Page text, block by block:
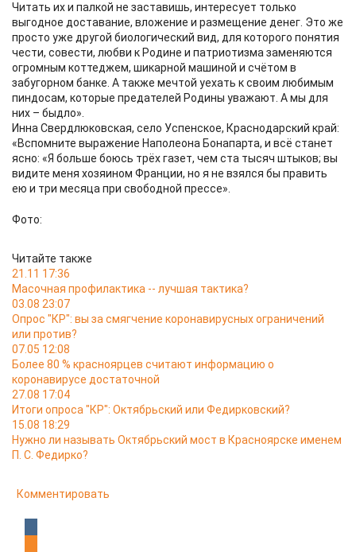
Читать их и палкой не заставишь, интересует только
выгодное доставание, вложение и размещение денег. Это же
просто уже другой биологический вид, для которого понятия
чести, совести, любви к Родине и патриотизма заменяются
огромным коттеджем, шикарной машиной и счётом в
забугорном банке. А также мечтой уехать к своим любимым
пиндосам, которые предателей Родины уважают. А мы для
них – быдло».
Инна Свердлюковская, село Успенское, Краснодарский край:
«Вспомните выражение Наполеона Бонапарта, и всё станет
ясно: «Я больше боюсь трёх газет, чем ста тысяч штыков; вы
видите меня хозяином Франции, но я не взялся бы править
ею и три месяца при свободной прессе».
Фото:
Читайте также
21.11 17:36
Масочная профилактика -- лучшая тактика?
03.08 23:07
Опрос "КР": вы за смягчение коронавирусных ограничений
или против?
07.05 12:08
Более 80 % красноярцев считают информацию о
коронавирусе достаточной
27.08 17:04
Итоги опроса "КР": Октябрьский или Федирковский?
15.08 18:29
Нужно ли называть Октябрьский мост в Красноярске именем
П. С. Федирко?
Комментировать